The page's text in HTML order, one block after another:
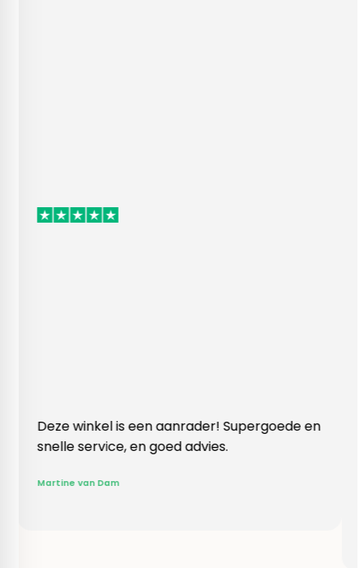
is een aanrader! Supergoede en
en goed advies.
Vlotte